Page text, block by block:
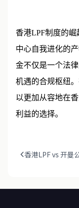
香港LPF制度的
中心自我进化的
金不仅是一个法
机遇的合规枢纽
以更加从容地在
利益的选择。
香港LPF vs 开曼